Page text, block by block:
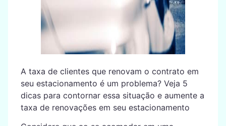
A taxa de clientes que renovam o contrato em
seu estacionamento é um problema? Veja 5
dicas para contornar essa situação e aumente a
taxa de renovações em seu estacionamento